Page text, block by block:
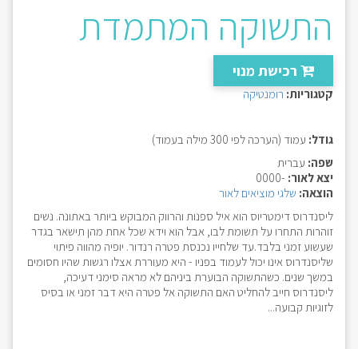
התשוקה המתמדת
רכישת מנוי
קטגוריות: רומנטיקה
גודל: עמוד (הערכה לפי 300 מילה בעמוד)
שפה: עברית
יצא לאור: -0000
הוצאה: שלגי מוציאים לאור
ליסנדרוס דימטריוס הוא איל ספנות והרווק המבוקש ביותר באתונה. נשים
זוהרות התחרו על תשומת לבו, אבל הוא וידא שכל אחת מהן תישאר בגדר
שעשוע זמני בלבד.עד שלחייו נכנסת פטרה רנדור. יופיה מהווה פיתוי
שליסנדרוס אינו יכול לעמוד בפניו - היא מעוררת אצלו רגשות שהיו חסומים
במשך שנים. כשהתשוקה הבוערת ביניהם לא מראה סימני דעיכה,
ליסנדרוס חייב להחליט האם התשוקה אל פטרה היא דבר זמני או בסיס
לזוגיות קבועה...